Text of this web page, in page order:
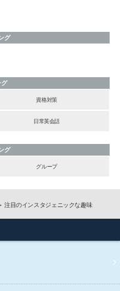
グ
グ
資格対策
日常英会話
グ
グループ
注目のインスタジェニックな趣味